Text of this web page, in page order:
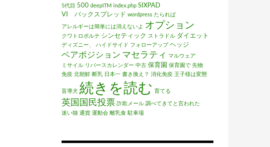
5代目 500 deepITM index.php SIXPAD
VI バックスプレッド wordpress たられば
アレルギーは簡単には消えないよ オプション
クワトロポルテ シンセティック ストラドル ダイエット
ディズニー、 ハイドサイド フォローアップ ヘッジ
ベアポジション マセラティ マルウェア
ミサイル リバースカレンダー 中古 保育園 保育園で 先物
免疫 北朝鮮 断乳 日本一 書き換え？ 消化免疫 王子様は変態
盲導犬 続きを読む 育てる
英国国民投票 詐欺メール 調べてきてと言われた
迷い猫 通貨 運動会 離乳食 駐車場